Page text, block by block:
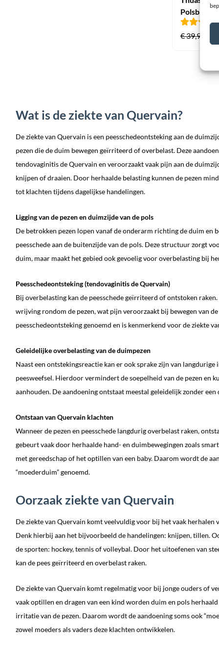
€39,95
Wat is de ziekte van Quervain?
De ziekte van Quervain is een peesschedeontsteking aan de
pezen die de duim bewegen geïrriteerd of overbelast. Deze
tendovaginitis de Quervain en veroorzaakt vaak pijn aan de
knijpen of draaien. Door herhaalde belasting kunnen de pezen
tot klachten tijdens dagelijkse handelingen.
Ligging van de pezen en duimzijde van de pols
De betrokken pezen lopen vanaf de onderarm richting de duim en
peesschede aan de buitenzijde van de pols. Deze structuur zorgt
duim, maar maakt het gebied ook gevoelig voor overbelasting bij
Peesschedeontsteking (tendovaginitis de Quervain)
Bij overbelasting kan de peesschede geïrriteerd of ontstoken
wrijving rondom de pezen, wat pijn veroorzaakt bij bewegen van
peesschedeontsteking genoemd en is kenmerkend voor de ziekte
Geleidelijke overbelasting van de duimpezen
Naast een ontstekingsreactie kan er ook sprake zijn van
peesweefsel. Hierdoor vermindert de soepelheid van de pezen en
aanhouden. De aandoening ontstaat meestal geleidelijk zonder
Ontstaan van Quervain klachten
Wanneer de pezen en peesschede langdurig overbelast raken,
gebeurt vaak door herhaalde hand- en duimbewegingen zoals
met gereedschap of het optillen van een baby. Daarom wordt de
“moederduim” genoemd.
Oorzaak ziekte van Quervain
De ziekte van Quervain komt veelvuldig voor bij het vaak herhalen
Denk hierbij aan het bijvoorbeeld de handelingen: knijpen, tillen.
de sporten: hockey, tennis of volleybal. Door het uitoefenen van
kan de pees geïrriteerd en overbelast raken.
De ziekte van Quervain komt regelmatig voor bij jonge ouders of
vaak optillen en dragen van een kind worden duim en pols
irritatie van de pezen. Daarom wordt de aandoening soms ook
zowel moeders als vaders deze klachten ontwikkelen.